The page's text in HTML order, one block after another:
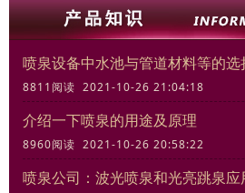
喷泉设备中水池与管道材料等的选
8811阅读 2021-10-26 21:04:18
介绍一下喷泉的用途及原理
8960阅读 2021-10-26 20:58:22
喷泉公司：波光喷泉和光亮跳泉应